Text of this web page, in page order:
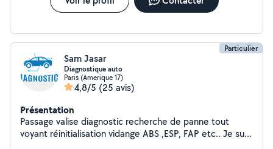
Particulier
Sam Jasar
Diagnostique auto
Paris (Amerique 17)
4,8/5 (25 avis)
Présentation
Passage valise diagnostic recherche de panne tout
voyant réinitialisation vidange ABS ,ESP, FAP etc.. Je suis